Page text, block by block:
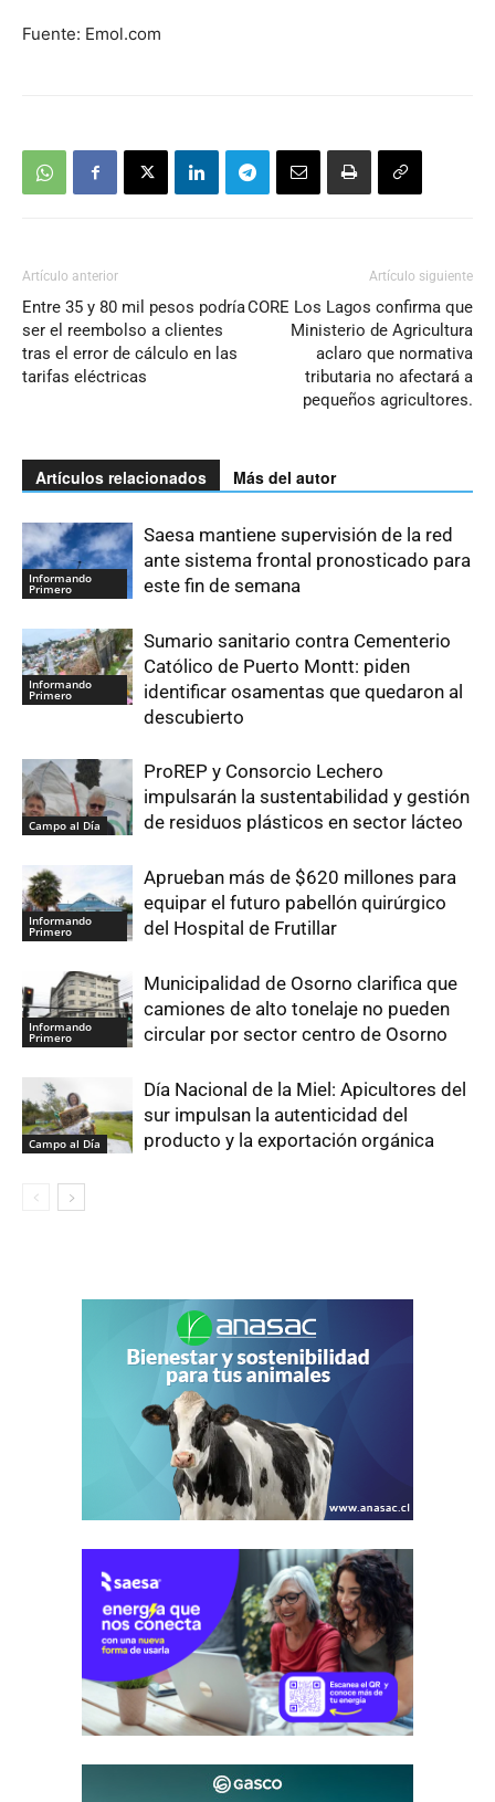
Fuente: Emol.com
Artículo anterior
Entre 35 y 80 mil pesos podría
ser el reembolso a clientes
tras el error de cálculo en las
tarifas eléctricas
Artículo siguiente
CORE Los Lagos confirma que
Ministerio de Agricultura
aclaro que normativa
tributaria no afectará a
pequeños agricultores.
Artículos relacionados Más del autor
Informando
Primero
Saesa mantiene supervisión de la red
ante sistema frontal pronosticado para
este fin de semana
Informando
Primero
Sumario sanitario contra Cementerio
Católico de Puerto Montt: piden
identificar osamentas que quedaron al
descubierto
Campo al Día
ProREP y Consorcio Lechero
impulsarán la sustentabilidad y gestión
de residuos plásticos en sector lácteo
Informando
Primero
Aprueban más de $620 millones para
equipar el futuro pabellón quirúrgico
del Hospital de Frutillar
Informando
Primero
Municipalidad de Osorno clarifica que
camiones de alto tonelaje no pueden
circular por sector centro de Osorno
Campo al Día
Día Nacional de la Miel: Apicultores del
sur impulsan la autenticidad del
producto y la exportación orgánica